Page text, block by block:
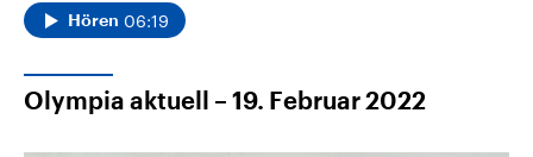
Hören 06:19
Olympia aktuell – 19. Februar 2022